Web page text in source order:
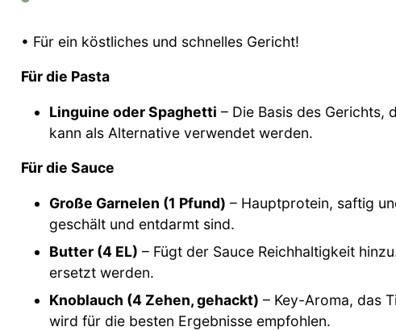
• Für ein köstliches und schnelles Gericht!
Für die Pasta
Linguine oder Spaghetti – Die Basis des Gerichts,
kann als Alternative verwendet werden.
Für die Sauce
Große Garnelen (1 Pfund) – Hauptprotein, saftig
geschält und entdarmt sind.
Butter (4 EL) – Fügt der Sauce Reichhaltigkeit
ersetzt werden.
Knoblauch (4 Zehen, gehackt) – Key-Aroma, das
wird für die besten Ergebnisse empfohlen.